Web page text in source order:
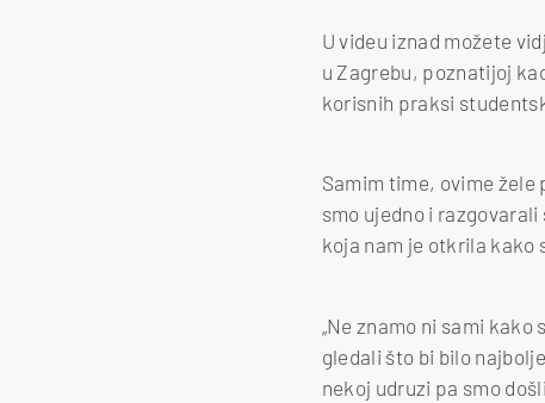
U videu iznad možete
u Zagrebu, poznatijoj
korisnih praksi
Samim time, ovime
smo ujedno i
koja nam je otkrila kako
„Ne znamo ni sami
gledali što bi bilo
nekoj udruzi pa smo